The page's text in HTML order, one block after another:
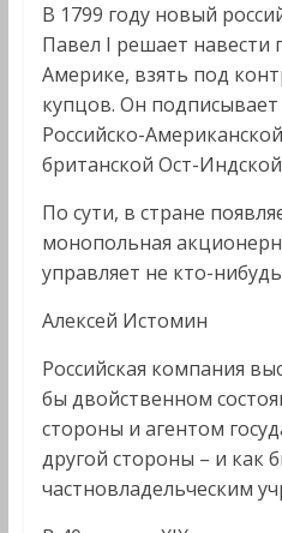
В 1799 году новый
Павел I решает навести
Америке, взять под
купцов. Он подписывает
Российско-
британской Ост-
По сути, в стране
монопольная
управляет не кто-
Алексей Истомин
Российская компания
бы двойственном
стороны и агентом
другой стороны – и как
частновладельческим